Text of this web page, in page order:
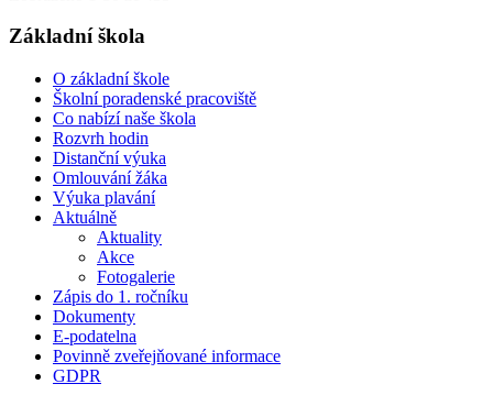
Základní škola
O základní škole
Školní poradenské pracoviště
Co nabízí naše škola
Rozvrh hodin
Distanční výuka
Omlouvání žáka
Výuka plavání
Aktuálně
Aktuality
Akce
Fotogalerie
Zápis do 1. ročníku
Dokumenty
E-podatelna
Povinně zveřejňované informace
GDPR